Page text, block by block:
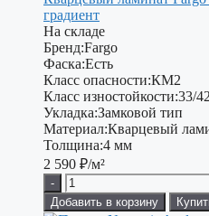
градиент
На складе
Бренд:Fargo
Фаска:Есть
Класс опасности:КМ2
Класс изностойкости:33/42
Укладка:Замковой тип
Материал:Кварцевый
Толщина:4 мм
2 590 ₽/м²
-
Добавить в корзину